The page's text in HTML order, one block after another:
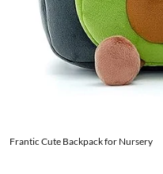
Frantic Cute Backpack for Nursery